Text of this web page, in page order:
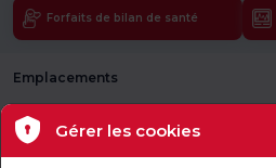
Forfaits de bilan de santé
Emplacements
Santé actuelle
Gérer les cookies